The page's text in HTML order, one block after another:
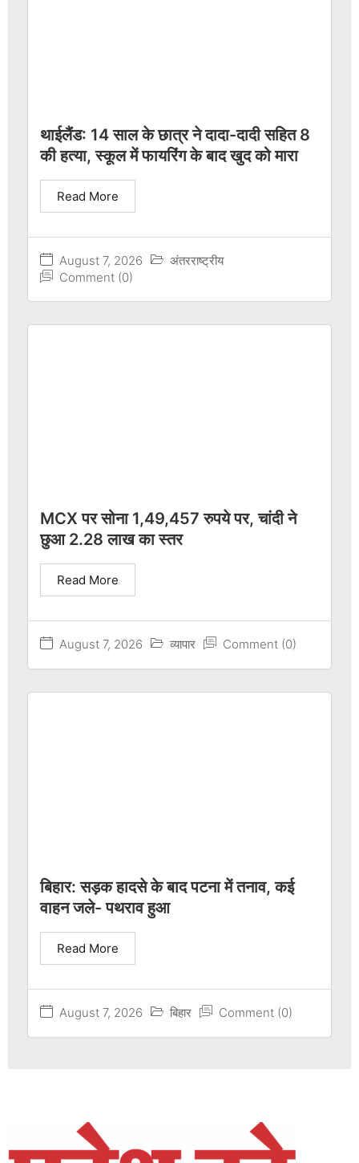
थाईलैंड: 14 साल के छात्र ने दादा-दादी सहित 8
की हत्या, स्कूल में फायरिंग के बाद खुद को मारा
August 7, 2026
अंतरराष्ट्रीय
Comment (0)
Read More
MCX पर सोना 1,49,457 रुपये पर, चांदी ने
छुआ 2.28 लाख का स्तर
August 7, 2026 व्यापार Comment (0)
Read More
बिहार: सड़क हादसे के बाद पटना में तनाव, कई
वाहन जले- पथराव हुआ
August 7, 2026 बिहार Comment (0)
Read More